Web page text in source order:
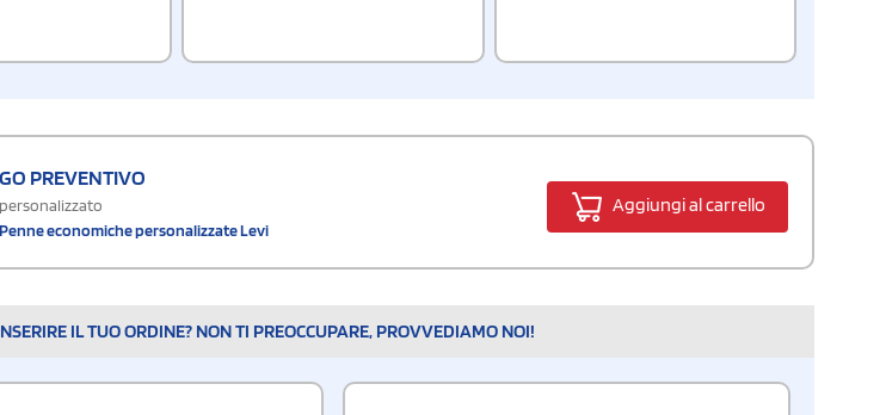
PREVENTIVO
Penne economiche personalizzate Levi
Aggiungi al carrello
IL TUO ORDINE? NON TI PREOCCUPARE, PROVVEDIAMO NOI!